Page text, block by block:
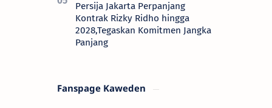
Persija Jakarta Perpanjang
Kontrak Rizky Ridho hingga
2028,Tegaskan Komitmen Jangka
Panjang
Fanspage Kaweden